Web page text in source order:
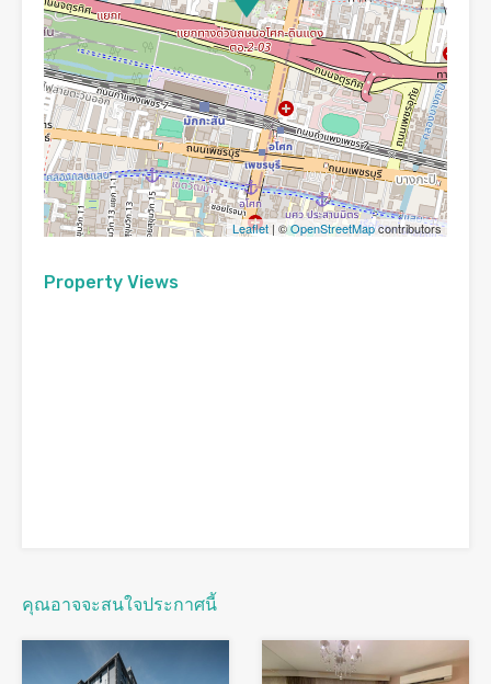
Leaflet | ©OpenStreetMapcontributors
Property Views
คุณอาจจะสนใจประกาศนี้